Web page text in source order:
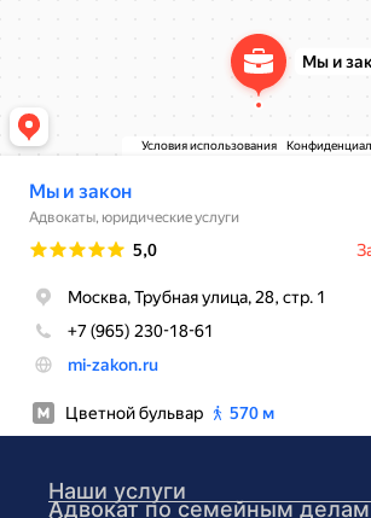
Наши услуги
Адвокат по семейным делам